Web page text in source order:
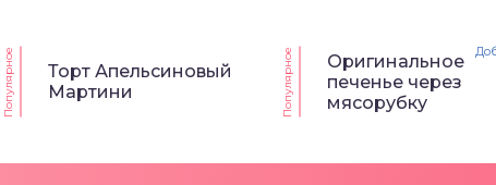
Популярное
Торт Апельсиновый
Мартини
Популярное
Оригинальное
печенье через
мясорубку